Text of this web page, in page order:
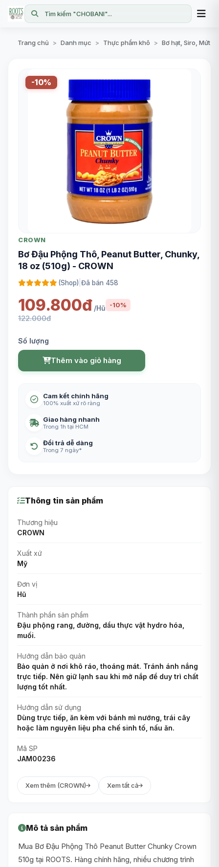
Tìm kiếm "CHOBANI"...
Trang chủ > Danh mục > Thực phẩm khô > Bơ hạt, Siro, Mứt
-10%
CROWN
Bơ Đậu Phộng Thô, Peanut Butter, Chunky,
18 oz (510g) - CROWN
(Shop) Đã bán 458
109.800đ /Hũ -10%
122.000đ
Số lượng
Thêm vào giỏ hàng
Cam kết chính hãng
100% xuất xứ rõ ràng
Giao hàng nhanh
Trong 1h tại HCM
Đổi trả dễ dàng
Trong 7 ngày*
Thông tin sản phẩm
Thương hiệu
CROWN
Xuất xứ
Mỹ
Đơn vị
Hũ
Thành phần sản phẩm
Đậu phộng rang, đường, dầu thực vật hydro hóa,
muối.
Hướng dẫn bảo quản
Bảo quản ở nơi khô ráo, thoáng mát. Tránh ánh nắng
trực tiếp. Nên giữ lạnh sau khi mở nắp để duy trì chất
lượng tốt nhất.
Hướng dẫn sử dụng
Dùng trực tiếp, ăn kèm với bánh mì nướng, trái cây
hoặc làm nguyên liệu pha chế sinh tố, nấu ăn.
Mã SP
JAM00236
Xem thêm (CROWN) Xem tất cả
Mô tả sản phẩm
Mua Bơ Đậu Phộng Thô Peanut Butter Chunky Crown
510g tại ROOTS. Hàng chính hãng, nhiều chương trình